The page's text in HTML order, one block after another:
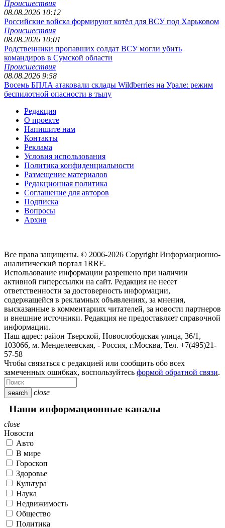
Происшествия
08.08.2026 10:12
Российские войска формируют котёл для ВСУ под Харьковом
Происшествия
08.08.2026 10:01
Родственники пропавших солдат ВСУ могли убить
командиров в Сумской области
Происшествия
08.08.2026 9:58
Восемь БПЛА атаковали склады Wildberries на Урале: режим
беспилотной опасности в тылу
Редакция
О проекте
Напишите нам
Контакты
Реклама
Условия использования
Политика конфиденциальности
Размещение материалов
Редакционная политика
Соглашение для авторов
Подписка
Вопросы
Архив
Все права защищены. © 2006-2026 Copyright Информационно-
аналитический портал 1RRE.
Использование информации разрешено при наличии
активной гиперссылки на сайт. Редакция не несет
ответственности за достоверность информации,
содержащейся в рекламных объявлениях, за мнения,
высказанные в комментариях читателей, за новости партнеров
и внешние источники. Редакция не предоставляет справочной
информации.
Наш адрес: район Тверской, Новослободская улица, 36/1 ,
103066, м. Менделеевская, - Россия, г.Москва, Тел. +7(495)21-
57-58
Чтобы связаться с редакцией или сообщить обо всех
замеченных ошибках, воспользуйтесь формой обратной связи.
search close
Наши информационные каналы
close
Новости
Авто
В мире
Гороскоп
Здоровье
Культура
Наука
Недвижимость
Общество
Политика